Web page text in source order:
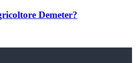
Demeter?